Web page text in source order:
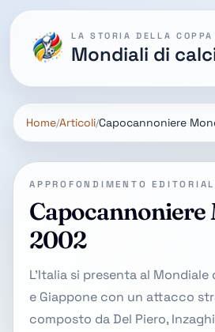
Mondiali di
Home Articoli Capocannoniere
APPROFONDIMENTO
2002
L'Italia si presenta al Mondiale
e Giappone con un attacco
composto da Del Piero,